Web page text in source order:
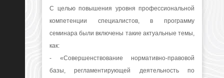
С целью повышения уровня профессиональной
компетенции специалистов, в программу
семинара были включены такие актуальные темы,
как:
- «Совершенствование нормативно-правовой
базы, регламентирующей деятельность по